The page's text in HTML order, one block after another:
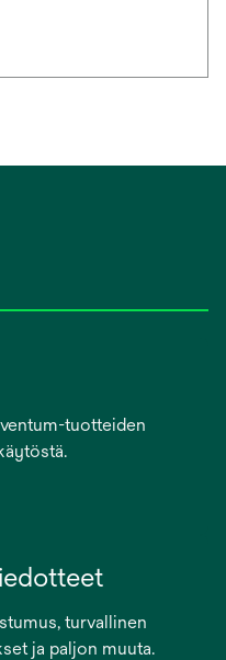
tuotteiden
turvallinen
ja paljon muuta.